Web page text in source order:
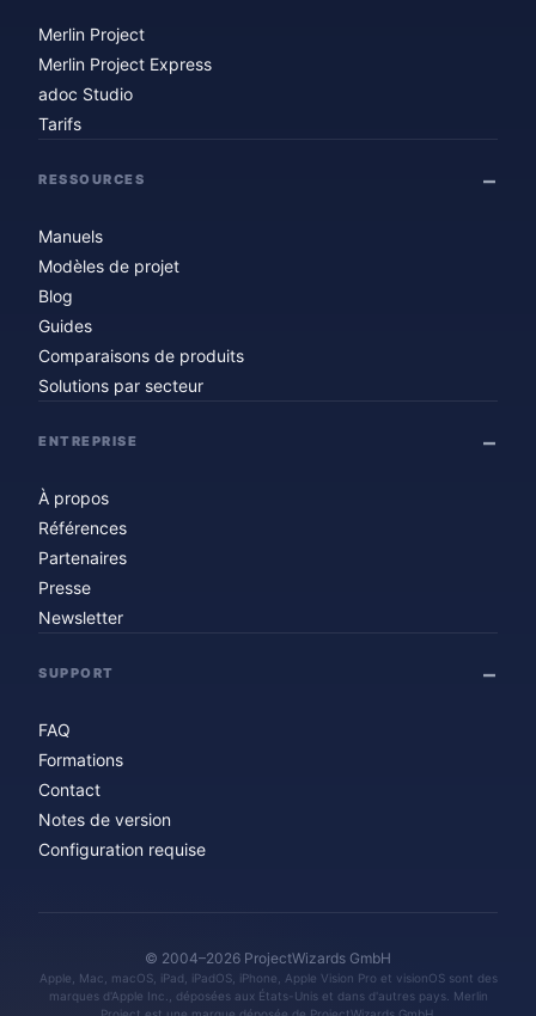
Merlin Project
Merlin Project Express
adoc Studio
Tarifs
RESSOURCES
Manuels
Modèles de projet
Blog
Guides
Comparaisons de produits
Solutions par secteur
ENTREPRISE
À propos
Références
Partenaires
Presse
Newsletter
SUPPORT
FAQ
Formations
Contact
Notes de version
Configuration requise
© 2004–2026 ProjectWizards GmbH
Apple, Mac, macOS, iPad, iPadOS, iPhone, Apple Vision Pro et visionOS sont des
marques d'Apple Inc., déposées aux États-Unis et dans d'autres pays. Merlin
Project est une marque déposée de ProjectWizards GmbH.